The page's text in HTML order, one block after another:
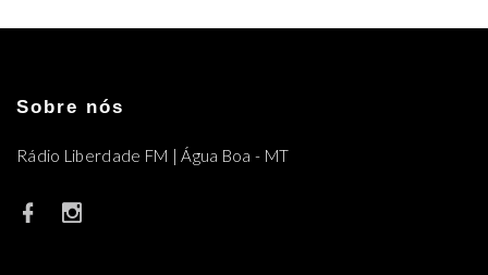
Sobre nós
Rádio Liberdade FM | Água Boa - MT